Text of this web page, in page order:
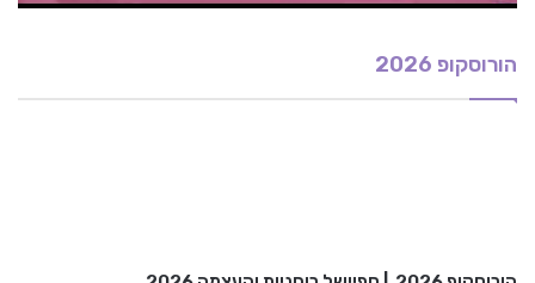
הורוסקופ 2026